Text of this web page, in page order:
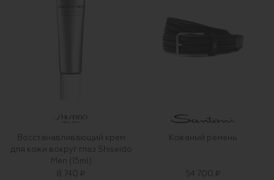
Восстанавливающий крем
для кожи вокруг глаз Shiseido
Men (15ml)
8 740 ₽
Кожаный ремень
54 700 ₽